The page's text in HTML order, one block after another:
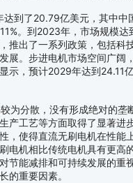
到了20.79亿美元，其中中
。到2023年，市场规模
推出了一系列政策，包括科
展。步进电机市场空间广阔
示，预计2029年达到24.11
为分散，没有形成绝对的垄
产工艺等方面取得了显著进
，使得直流无刷电机在性能
电机相比传统电机具有更高
节能减排和可持续发展的重
的重要因素。